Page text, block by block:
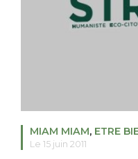
MIAM MIAM, ETRE
Le 15 juin 2011